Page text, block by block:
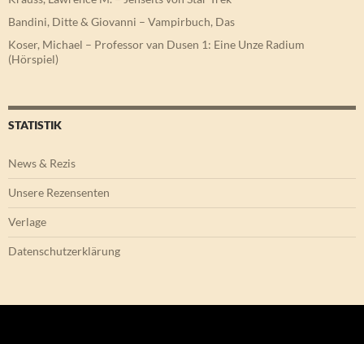
Bandini, Ditte & Giovanni – Vampirbuch, Das
Koser, Michael – Professor van Dusen 1: Eine Unze Radium
(Hörspiel)
STATISTIK
News & Rezis
Unsere Rezensenten
Verlage
Datenschutzerklärung